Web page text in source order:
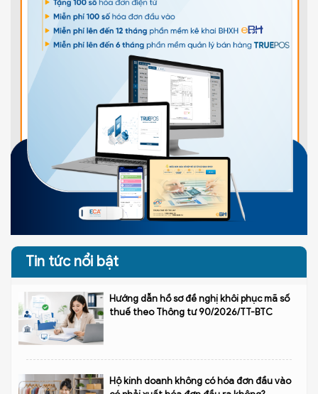
Tin tức nổi bật
Hướng dẫn hồ sơ đề nghị khôi phục mã số
thuế theo Thông tư 90/2026/TT-BTC
Hộ kinh doanh không có hóa đơn đầu vào